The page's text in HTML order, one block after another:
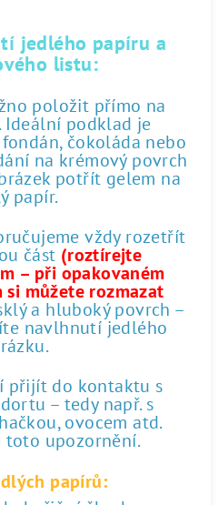
jedlého papíru a
listu:
položit přímo na
podklad je
fondán, čokoláda nebo
na krémový povrch
potřít gelem na
papír.
vždy rozetřít
část (roztírejte
– při opakovaném
můžete rozmazat
a hluboký povrch –
navlhnutí jedlého
přijít do kontaktu s
– tedy např. s
ovocem atd.
toto upozornění.
papírů: